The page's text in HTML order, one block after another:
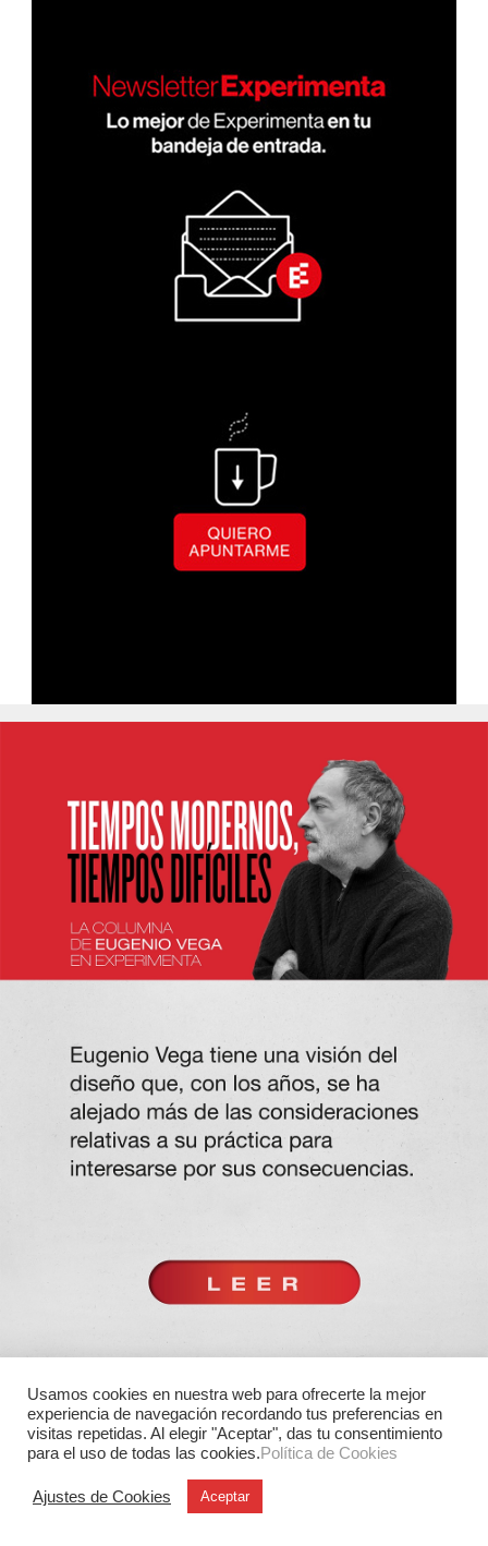
Usamos cookies en nuestra web para ofrecerte la mejor
experiencia de navegación recordando tus preferencias en
visitas repetidas. Al elegir "Aceptar", das tu consentimiento
para el uso de todas las cookies.Política de Cookies
Ajustes de Cookies Aceptar